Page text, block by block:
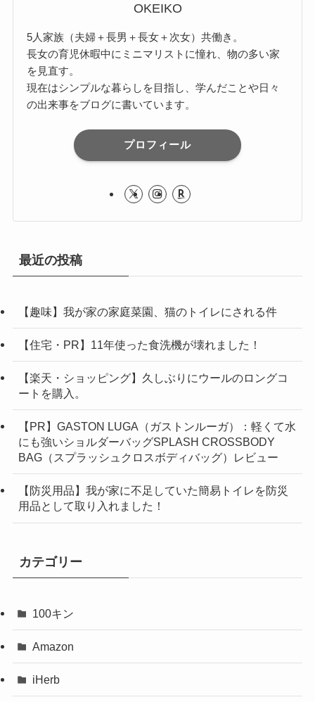
OKEIKO
5人家族（夫婦＋長男＋長女＋次女）共働き。
長女の育児休暇中にミニマリストに憧れ、物の多い家
を見直す。
現在はシンプルな暮らしを目指し、学んだことや日々
の出来事をブログに書いています。
プロフィール
最近の投稿
【趣味】我が家の家庭菜園、猫のトイレにされる件
【住宅・PR】11年使った食洗機が壊れました！
【楽天・ショッピング】久しぶりにウールのロングコ
ートを購入。
【PR】GASTON LUGA（ガストンルーガ）：軽くて水
にも強いショルダーバッグSPLASH CROSSBODY
BAG（スプラッシュクロスボディバッグ）レビュー
【防災用品】我が家に不足していた簡易トイレを防災
用品として取り入れました！
カテゴリー
100キン
Amazon
iHerb